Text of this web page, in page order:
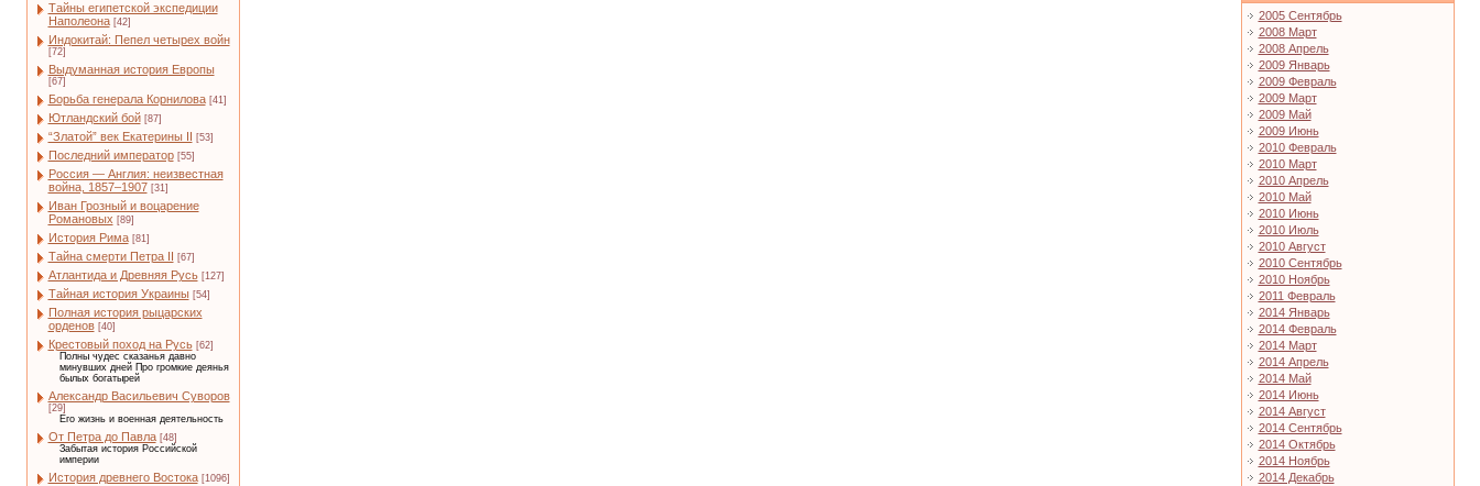
Тайны египетской экспедиции
Наполеона [42]
Индокитай: Пепел четырех войн
[72]
Выдуманная история Европы
[67]
Борьба генерала Корнилова [41]
Ютландский бой [87]
“Златой” век Екатерины II [53]
Последний император [55]
Россия — Англия: неизвестная
война, 1857–1907 [31]
Иван Грозный и воцарение
Романовых [89]
История Рима [81]
Тайна смерти Петра II [67]
Атлантида и Древняя Русь [127]
Тайная история Украины [54]
Полная история рыцарских
орденов [40]
Крестовый поход на Русь [62]
Полны чудес сказанья давно
минувших дней Про громкие деянья
былых богатырей
Александр Васильевич Суворов
[29]
Его жизнь и военная деятельность
От Петра до Павла [48]
Забытая история Российской
империи
История древнего Востока [1096]
2005 Сентябрь
2008 Март
2008 Апрель
2009 Январь
2009 Февраль
2009 Март
2009 Май
2009 Июнь
2010 Февраль
2010 Март
2010 Апрель
2010 Май
2010 Июнь
2010 Июль
2010 Август
2010 Сентябрь
2010 Ноябрь
2011 Февраль
2014 Январь
2014 Февраль
2014 Март
2014 Апрель
2014 Май
2014 Июнь
2014 Август
2014 Сентябрь
2014 Октябрь
2014 Ноябрь
2014 Декабрь